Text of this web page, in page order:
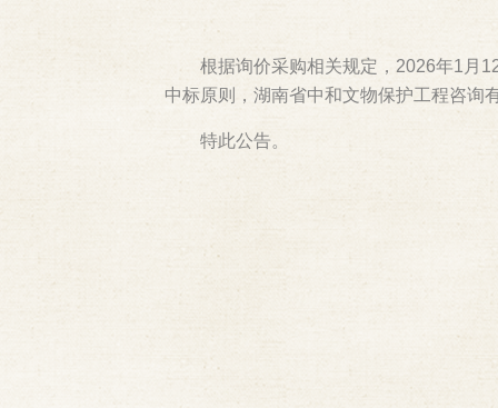
根据询价采购相关规定，2026年1月12
中标原则，湖南省中和文物保护工程咨询
特此公告。
长沙